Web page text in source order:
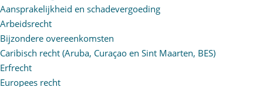
Aansprakelijkheid en schadevergoeding
Arbeidsrecht
Bijzondere overeenkomsten
Caribisch recht (Aruba, Curaçao en Sint Maarten, BES)
Erfrecht
Europees recht